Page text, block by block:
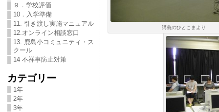
９．学校評価
10．入学準備
11. 引き渡し実施マニュアル
12.オンライン相談窓口
13. 鹿島小コミュニティ・ス
クール
14 不祥事防止対策
カテゴリー
1年
2年
3年
講義のひとこまより